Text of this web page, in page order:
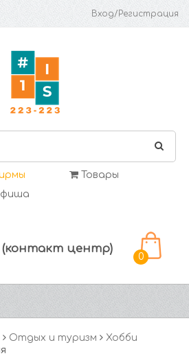
Вход/Регистрация
Товары
(контакт центр)
0
Отдых и туризм
Хобби